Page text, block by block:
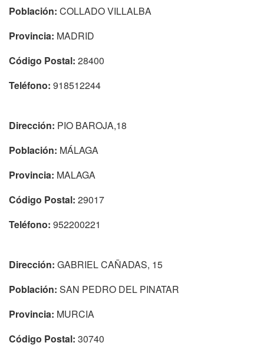
Población: COLLADO VILLALBA
Provincia: MADRID
Código Postal: 28400
Teléfono: 918512244
Dirección: PIO BAROJA,18
Población: MÁLAGA
Provincia: MALAGA
Código Postal: 29017
Teléfono: 952200221
Dirección: GABRIEL CAÑADAS, 15
Población: SAN PEDRO DEL PINATAR
Provincia: MURCIA
Código Postal: 30740